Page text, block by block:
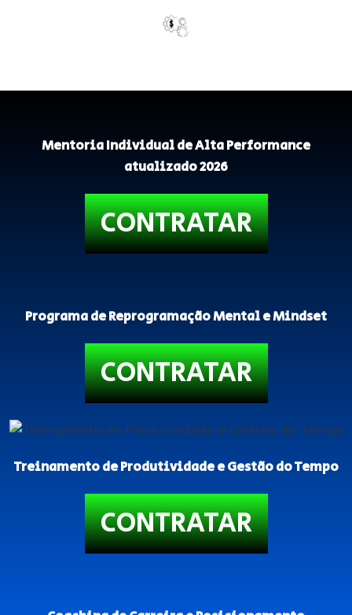
Mentoria Individual de Alta Performance
atualizado 2026
CONTRATAR
Programa de Reprogramação Mental e Mindset
CONTRATAR
Treinamento de Produtividade e Gestão do Tempo
CONTRATAR